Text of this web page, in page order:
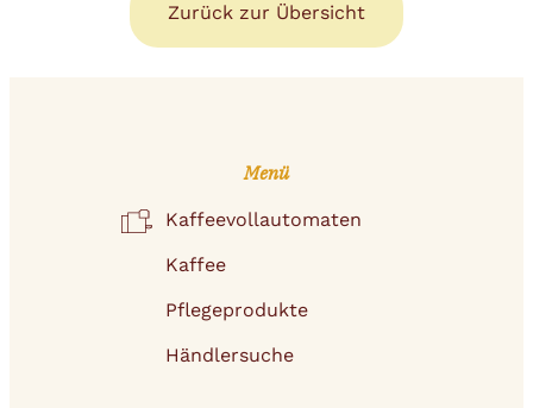
Zurück zur Übersicht
Menü
Kaffeevollautomaten
Kaffee
Pflegeprodukte
Händlersuche